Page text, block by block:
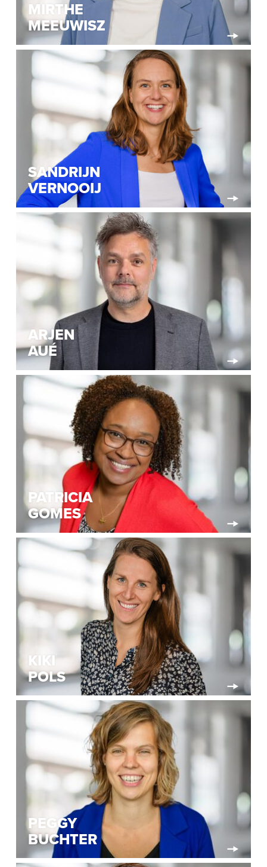
MIRTHE
MEEUWISZ
SANDRIJN
VERNOOIJ
ARJEN
AUÉ
PATRICIA
GOMES
KIKI
POLS
PEGGY
BUCHTER